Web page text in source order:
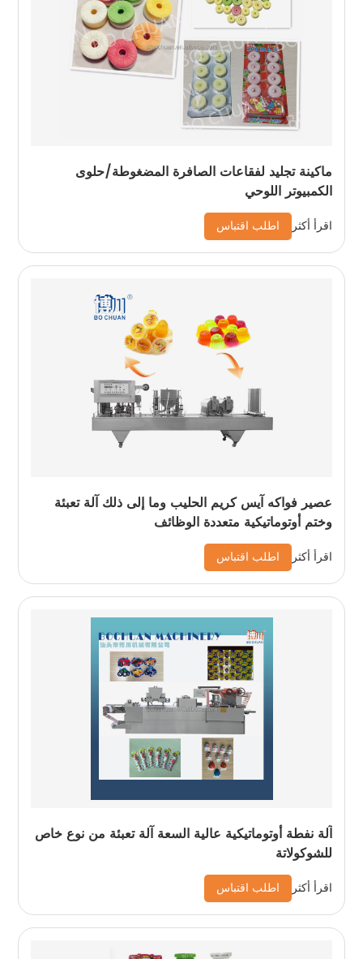
ماكينة تجليد لفقاعات الصافرة المضغوطة/حلوى
الكمبيوتر اللوحي
اقرأ أكثر اطلب اقتباس
عصير فواكه آيس كريم الحليب وما إلى ذلك آلة تعبئة
وختم أوتوماتيكية متعددة الوظائف
اقرأ أكثر اطلب اقتباس
آلة نفطة أوتوماتيكية عالية السعة آلة تعبئة من نوع خاص
للشوكولاتة
اقرأ أكثر اطلب اقتباس